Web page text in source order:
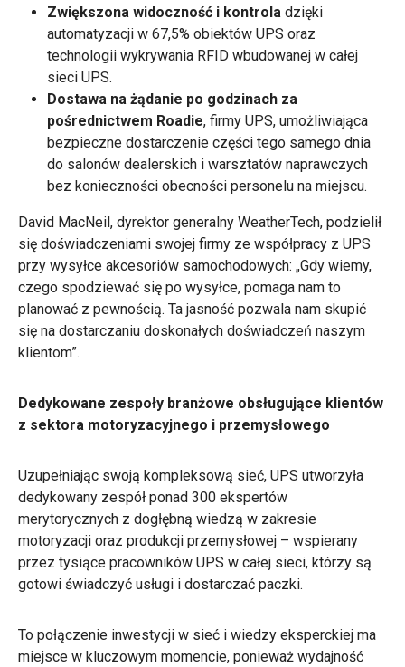
Zwiększona widoczność i kontrola dzięki
automatyzacji w 67,5% obiektów UPS oraz
technologii wykrywania RFID wbudowanej w całej
sieci UPS.
Dostawa na żądanie po godzinach za
pośrednictwem Roadie, firmy UPS, umożliwiająca
bezpieczne dostarczenie części tego samego dnia
do salonów dealerskich i warsztatów naprawczych
bez konieczności obecności personelu na miejscu.
David MacNeil, dyrektor generalny WeatherTech, podzielił
się doświadczeniami swojej firmy ze współpracy z UPS
przy wysyłce akcesoriów samochodowych: „Gdy wiemy,
czego spodziewać się po wysyłce, pomaga nam to
planować z pewnością. Ta jasność pozwala nam skupić
się na dostarczaniu doskonałych doświadczeń naszym
klientom”.
Dedykowane zespoły branżowe obsługujące klientów
z sektora motoryzacyjnego i przemysłowego
Uzupełniając swoją kompleksową sieć, UPS utworzyła
dedykowany zespół ponad 300 ekspertów
merytorycznych z dogłębną wiedzą w zakresie
motoryzacji oraz produkcji przemysłowej – wspierany
przez tysiące pracowników UPS w całej sieci, którzy są
gotowi świadczyć usługi i dostarczać paczki.
To połączenie inwestycji w sieć i wiedzy eksperckiej ma
miejsce w kluczowym momencie, ponieważ wydajność